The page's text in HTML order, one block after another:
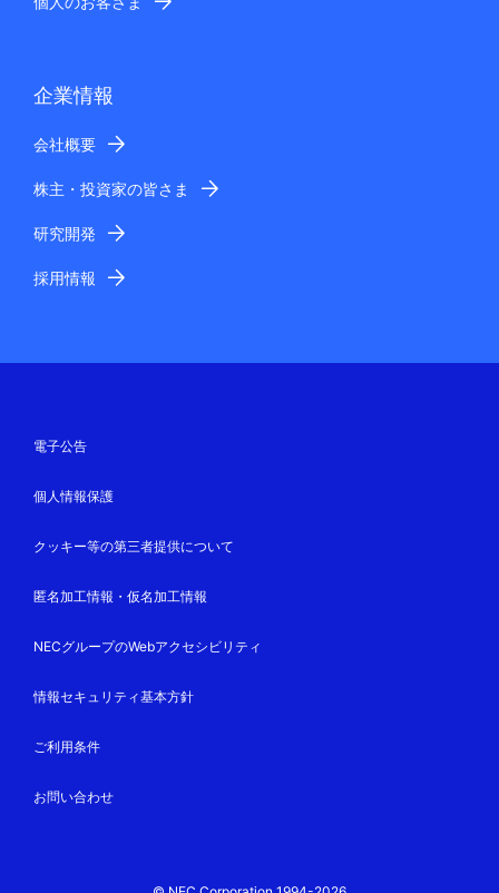
企業情報
会社概要
株主・投資家の皆さま
研究開発
採用情報
電子公告
個人情報保護
クッキー等の第三者提供について
匿名加工情報・仮名加工情報
NECグループのWebアクセシビリティ
情報セキュリティ基本方針
ご利用条件
お問い合わせ